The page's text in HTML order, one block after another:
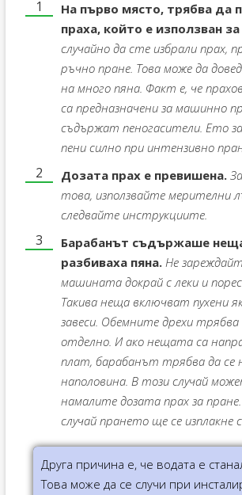
На първо място, трябва да
праха, който е използван
случайно да сте избрали прах,
ръчно пране. Това може да
на много пяна. Факт е, че
са предназначени за машинно
съдържат пеногасители. Ето
пени силно при интензивно
Дозата прах е превишена.
това, използвайте мерителни
следвайте инструкциите.
Барабанът съдържаше
разбиваха пяна. Не
машината докрай с леки и
Такива неща включват пухени
завеси. Обемните дрехи
отделно. И ако нещата са
плат, барабанът трябва да се
наполовина. В този случай
намалите дозата прах за
случай прането ще се изплакне
Друга причина е, че водата е
Това може да се случи при